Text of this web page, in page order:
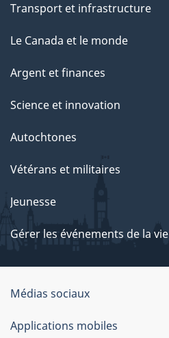
Transport et infrastructure
Le Canada et le monde
Argent et finances
Science et innovation
Autochtones
Vétérans et militaires
Jeunesse
Gérer les événements de la vie
Organisation
du
Médias sociaux
Applications mobiles